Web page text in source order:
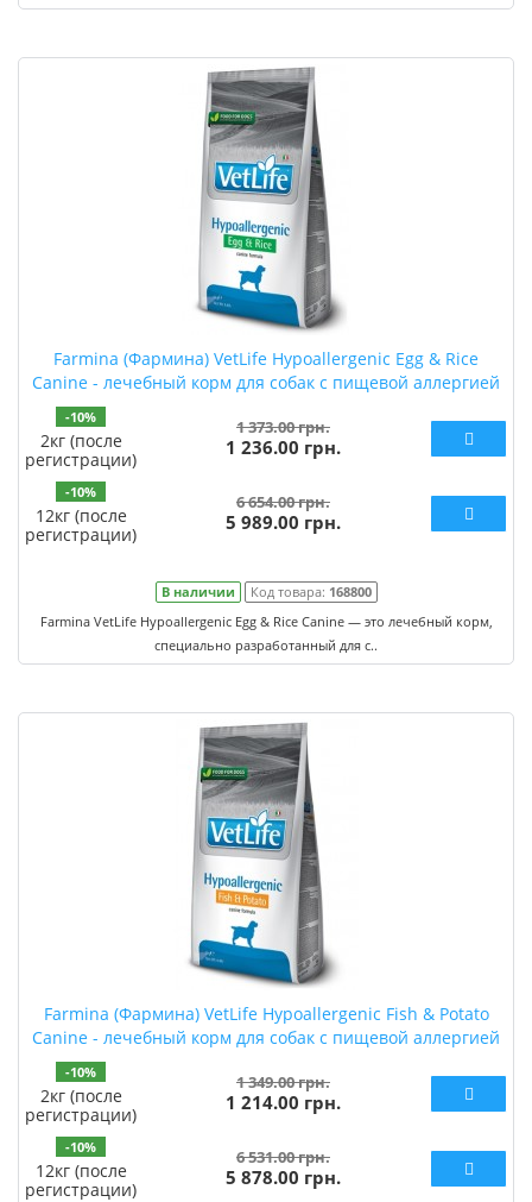
Farmina (Фармина) VetLife Hypoallergenic Egg & Rice
Canine - лечебный корм для собак с пищевой аллергией
-10%
2кг (после
регистрации)
1 373.00 грн.
1 236.00 грн.
-10%
12кг (после
регистрации)
6 654.00 грн.
5 989.00 грн.
В наличии Код товара: 168800
Farmina VetLife Hypoallergenic Egg & Rice Canine — это лечебный корм,
специально разработанный для с..
Farmina (Фармина) VetLife Hypoallergenic Fish & Potato
Canine - лечебный корм для собак с пищевой аллергией
-10%
2кг (после
регистрации)
1 349.00 грн.
1 214.00 грн.
-10%
12кг (после
регистрации)
6 531.00 грн.
5 878.00 грн.